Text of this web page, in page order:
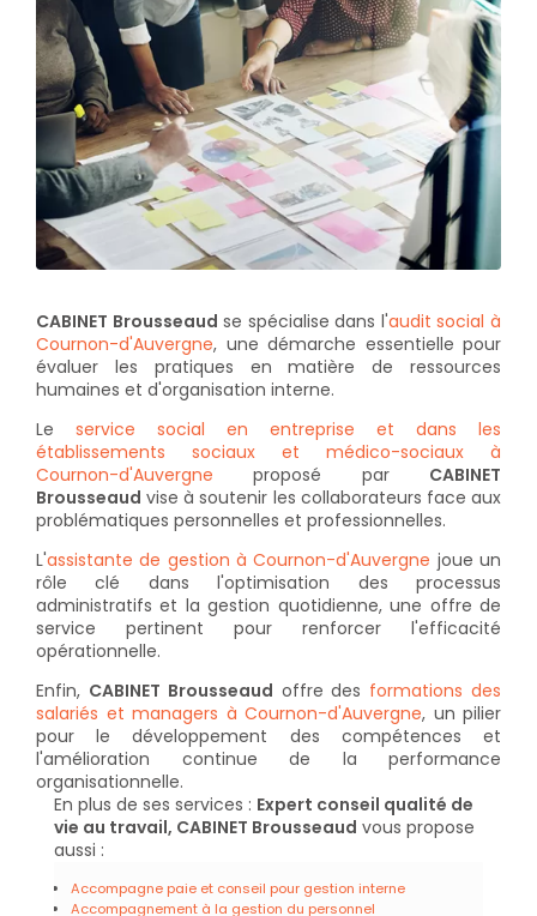
CABINET Brousseaud se spécialise dans l'audit social à
Cournon-d'Auvergne, une démarche essentielle pour
évaluer les pratiques en matière de ressources
humaines et d'organisation interne.
Le service social en entreprise et dans les
établissements sociaux et médico-sociaux à
Cournon-d'Auvergne proposé par CABINET
Brousseaud vise à soutenir les collaborateurs face aux
problématiques personnelles et professionnelles.
L'assistante de gestion à Cournon-d'Auvergne joue un
rôle clé dans l'optimisation des processus
administratifs et la gestion quotidienne, une offre de
service pertinent pour renforcer l'efficacité
opérationnelle.
Enfin, CABINET Brousseaud offre des formations des
salariés et managers à Cournon-d'Auvergne, un pilier
pour le développement des compétences et
l'amélioration continue de la performance
organisationnelle.
En plus de ses services : Expert conseil qualité de
vie au travail, CABINET Brousseaud vous propose
aussi :
Accompagne paie et conseil pour gestion interne
Accompagnement à la gestion du personnel